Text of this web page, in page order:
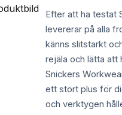
Efter att ha testat
levererar på alla
känns slitstarkt
rejäla och lätta att
Snickers
ett stort plus för
och verktygen